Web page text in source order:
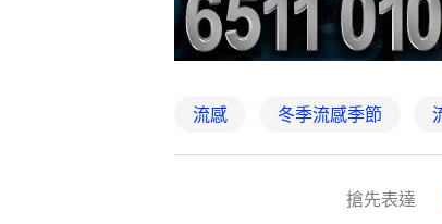
流感 冬季流感季節
搶先表達